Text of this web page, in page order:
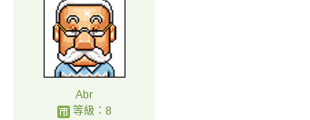
Abr
等級：8